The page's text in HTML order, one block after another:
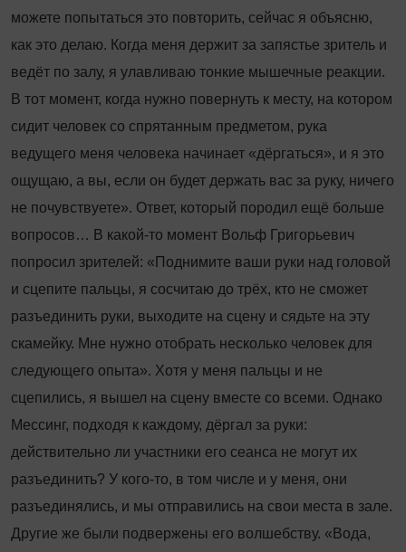
можете попытаться это повторить, сейчас я объясню,
как это делаю. Когда меня держит за запястье зритель и
ведёт по залу, я улавливаю тонкие мышечные реакции.
В тот момент, когда нужно повернуть к месту, на котором
сидит человек со спрятанным предметом, рука
ведущего меня человека начинает «дёргаться», и я это
ощущаю, а вы, если он будет держать вас за руку, ничего
не почувствуете». Ответ, который породил ещё больше
вопросов… В какой-то момент Вольф Григорьевич
попросил зрителей: «Поднимите ваши руки над головой
и сцепите пальцы, я сосчитаю до трёх, кто не сможет
разъединить руки, выходите на сцену и сядьте на эту
скамейку. Мне нужно отобрать несколько человек для
следующего опыта». Хотя у меня пальцы и не
сцепились, я вышел на сцену вместе со всеми. Однако
Мессинг, подходя к каждому, дёргал за руки:
действительно ли участники его сеанса не могут их
разъединить? У кого-то, в том числе и у меня, они
разъединялись, и мы отправились на свои места в зале.
Другие же были подвержены его волшебству. «Вода,